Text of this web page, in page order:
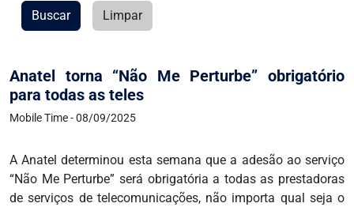
Anatel torna “Não Me Perturbe” obrigatório
para todas as teles
Mobile Time - 08/09/2025
A Anatel determinou esta semana que a adesão ao serviço
“Não Me Perturbe” será obrigatória a todas as prestadoras
de serviços de telecomunicações, não importa qual seja o
Buscar Limpar